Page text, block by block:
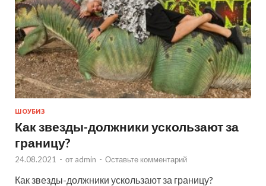
ШОУБИЗ
Как звезды-должники ускользают за
границу?
24.08.2021 - от admin - Оставьте комментарий
Как звезды-должники ускользают за границу?